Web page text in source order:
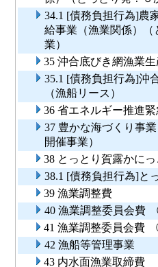
34.1 [債務負担行為]農
給事業（漁業関係）
業）
35 沖合底びき網漁業
35.1 [債務負担行為]沖
（漁船リース）
36 省エネルギー推進
37 豊かな海づくり事
開催事業）
38 とっとり賀露かに
38.1 [債務負担行為]と
39 漁業調整費
40 漁業調整委員会費
41 漁業調整委員会費
42 漁船等管理事業
43 内水面漁業取締費